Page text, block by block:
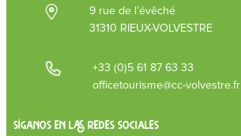
9 rue de l’évêché
31310 RIEUX-VOLVESTRE
+33 (0)5 61 87 63 33
officetourisme@cc-volvestre.fr
Síganos en las redes sociales